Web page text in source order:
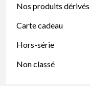
Nos produits dérivés
Carte cadeau
Hors-série
Non classé